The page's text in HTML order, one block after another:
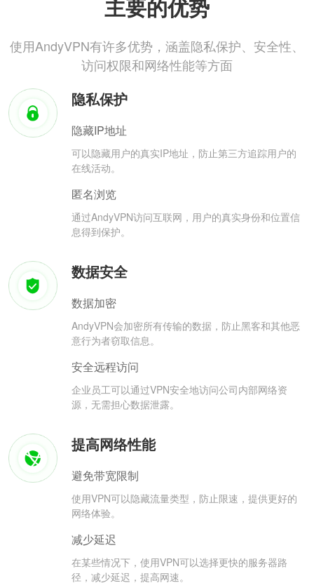
主要的优势
使用AndyVPN有许多优势，涵盖隐私保护、安全性、
访问权限和网络性能等方面
隐私保护
隐藏IP地址
可以隐藏用户的真实IP地址，防止第三方追踪用户的
在线活动。
匿名浏览
通过AndyVPN访问互联网，用户的真实身份和位置信
息得到保护。
数据安全
数据加密
AndyVPN会加密所有传输的数据，防止黑客和其他恶
意行为者窃取信息。
安全远程访问
企业员工可以通过VPN安全地访问公司内部网络资
源，无需担心数据泄露。
提高网络性能
避免带宽限制
使用VPN可以隐藏流量类型，防止限速，提供更好的
网络体验。
减少延迟
在某些情况下，使用VPN可以选择更快的服务器路
径，减少延迟，提高网速。